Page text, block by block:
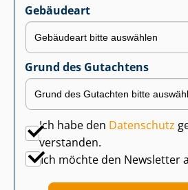
Gebäudeart
Grund des Gutachtens
Ich habe den Datenschutz
verstanden.
Ich möchte den Newsletter